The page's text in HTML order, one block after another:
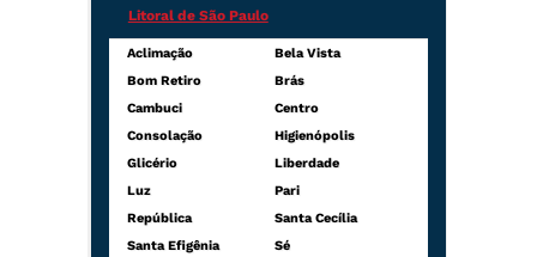
Litoral de São Paulo
Aclimação
Bela Vista
Bom Retiro
Brás
Cambuci
Centro
Consolação
Higienópolis
Glicério
Liberdade
Luz
Pari
República
Santa Cecília
Santa Efigênia
Sé